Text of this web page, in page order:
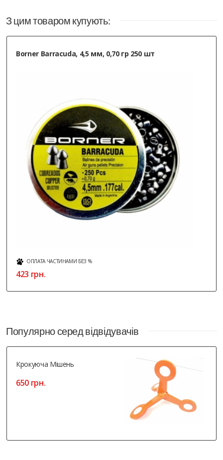
З цим товаром купують:
Borner Barracuda, 4,5 мм, 0,70 гр 250 шт
ОПЛАТА ЧАСТИНАМИ БЕЗ %
423 грн.
Популярно серед відвідувачів
Крокуюча Мішень
650 грн.